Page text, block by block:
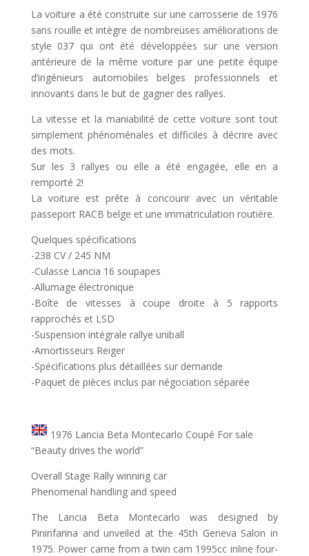
La voiture a été construite sur une carrosserie de 1976
sans rouille et intègre de nombreuses améliorations de
style 037 qui ont été développées sur une version
antérieure de la même voiture par une petite équipe
d’ingénieurs automobiles belges professionnels et
innovants dans le but de gagner des rallyes.
La vitesse et la maniabilité de cette voiture sont tout
simplement phénoménales et difficiles à décrire avec
des mots.
Sur les 3 rallyes ou elle a été engagée, elle en a
remporté 2!
La voiture est prête à concourir avec un véritable
passeport RACB belge et une immatriculation routière.
Quelques spécifications
-238 CV / 245 NM
-Culasse Lancia 16 soupapes
-Allumage électronique
-Boîte de vitesses à coupe droite à 5 rapports
rapprochés et LSD
-Suspension intégrale rallye uniball
-Amortisseurs Reiger
-Spécifications plus détaillées sur demande
-Paquet de pièces inclus par négociation séparée
1976 Lancia Beta Montecarlo Coupé For sale
“Beauty drives the world”
Overall Stage Rally winning car
Phenomenal handling and speed
The Lancia Beta Montecarlo was designed by
Pininfarina and unveiled at the 45th Geneva Salon in
1975. Power came from a twin cam 1995cc inline four-